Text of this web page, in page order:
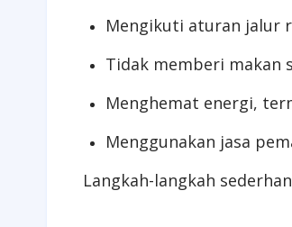
Mengikuti aturan jalur
Tidak memberi makan
Menghemat energi,
Menggunakan jasa
Langkah-langkah